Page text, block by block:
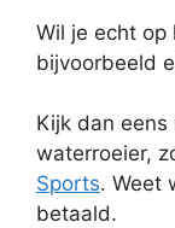
Wil je echt op
bijvoorbeeld
Kijk dan
waterroeier,
Sports. Weet
betaald.